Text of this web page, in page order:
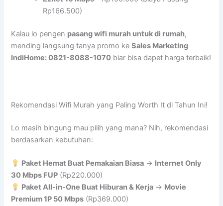
Rp166.500)
Kalau lo pengen pasang wifi murah untuk di rumah,
mending langsung tanya promo keSales Marketing
IndiHome: 0821-8088-1070 biar bisa dapet harga terbaik!
Rekomendasi Wifi Murah yang Paling Worth It di Tahun Ini!
Lo masih bingung mau pilih yang mana? Nih, rekomendasi
berdasarkan kebutuhan:
Paket Hemat Buat Pemakaian Biasa → Internet Only
30 Mbps FUP (Rp220.000)
Paket All-in-One Buat Hiburan & Kerja → Movie
Premium 1P 50 Mbps (Rp369.000)